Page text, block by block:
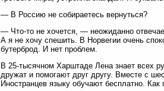
— В Россию не собираетесь вернуться?
— Что-то не хочется, — неожиданно
А я не хочу спешить. В Норвегии очень
бутерброд. И нет проблем.
В 25-тысячном Харштаде Лена знает всех
дружат и помогают друг другу. Вместе с
Иностранцев языку обучают бесплатно.